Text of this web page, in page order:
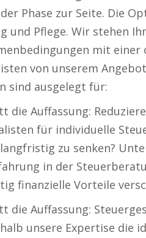
Phase zur Seite. Die
und Pflege. Wir stehen
mit
von unserem
sind ausgelegt für:
die Auffassung:
für individuelle
zu senken?
in der
finanzielle Vorteile
die Auffassung:
unsere Expertise die